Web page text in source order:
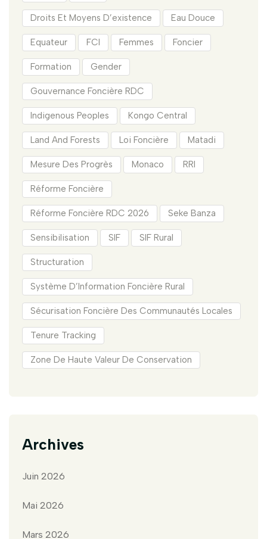
Droits Et Moyens D’existence Eau Douce
Equateur FCI Femmes Foncier
Formation Gender
Gouvernance Foncière RDC
Indigenous Peoples Kongo Central
Land And Forests Loi Foncière Matadi
Mesure Des Progrès Monaco RRI
Réforme Foncière
Réforme Foncière RDC 2026 Seke Banza
Sensibilisation SIF SIF Rural
Structuration
Système D’Information Foncière Rural
Sécurisation Foncière Des Communautés Locales
Tenure Tracking
Zone De Haute Valeur De Conservation
Archives
Juin 2026
Mai 2026
Mars 2026